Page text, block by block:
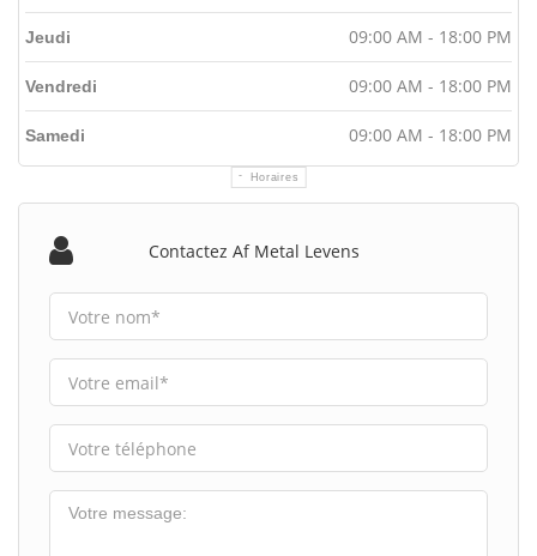
Horaires
Jeudi 09:00 AM - 18:00 PM
Vendredi 09:00 AM - 18:00 PM
Samedi 09:00 AM - 18:00 PM
Contactez Af Metal Levens